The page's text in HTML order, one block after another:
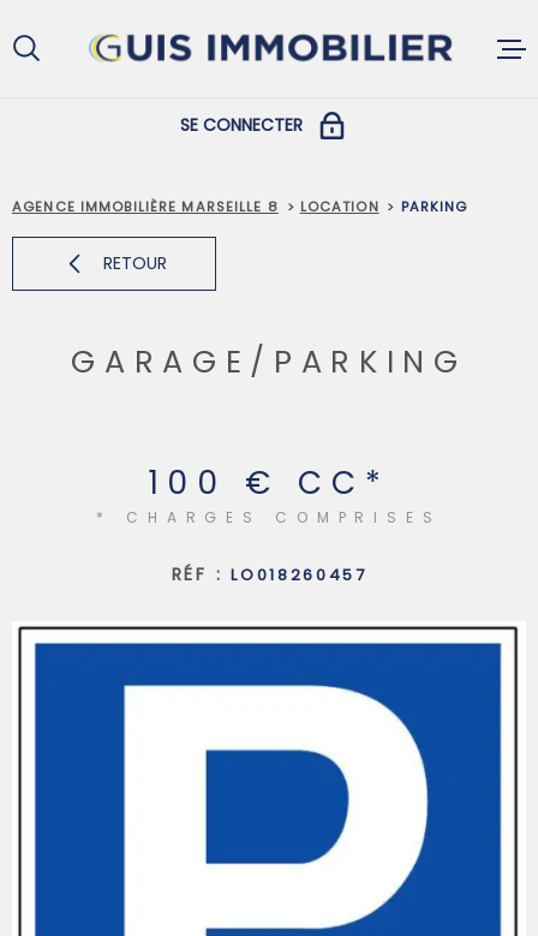
au
menu
au
contenu
GESTION
CONTACT
SE CONNECTER
COPROPRIÉTAIRES
PROPRIÉTAIRES ET LOCATAIRES
AGENCE IMMOBILIÈRE MARSEILLE 8 LOCATION PARKING
RETOUR
GARAGE/PARKING
100 € CC*
* CHARGES COMPRISES
RÉF :LO018260457